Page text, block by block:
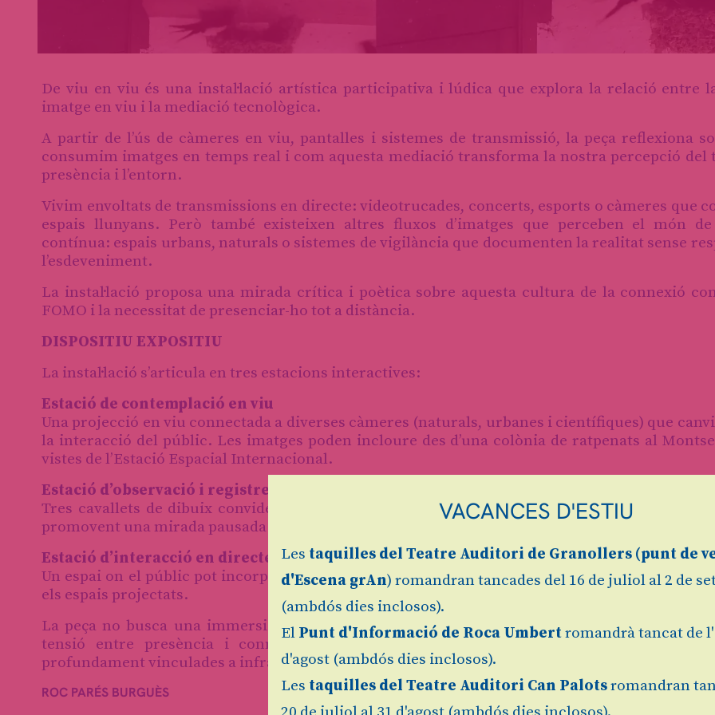
De viu en viu és una instal·lació artística participativa i lúdica que explora la relació entre
imatge en viu i la mediació tecnològica.
A partir de l’ús de càmeres en viu, pantalles i sistemes de transmissió, la peça reflexiona
consumim imatges en temps real i com aquesta mediació transforma la nostra percepció del
presència i l’entorn.
Vivim envoltats de transmissions en directe: videotrucades, concerts, esports o càmeres que
espais llunyans. Però també existeixen altres fluxos d’imatges que perceben el món
contínua: espais urbans, naturals o sistemes de vigilància que documenten la realitat sense
l’esdeveniment.
La instal·lació proposa una mirada crítica i poètica sobre aquesta cultura de la connexió
FOMO i la necessitat de presenciar-ho tot a distància.
DISPOSITIU EXPOSITIU
La instal·lació s’articula en tres estacions interactives:
Estació de contemplació en viu
Una projecció en viu connectada a diverses càmeres (naturals, urbanes i científiques) que
la interacció del públic. Les imatges poden incloure des d’una colònia de ratpenats al
vistes de l’Estació Espacial Internacional.
Estació d’observació i registre
Tres cavallets de dibuix conviden el públic a observar i fixar fragments de les imatges en
promovent una mirada pausada i analítica.
Estació d’interacció en directe (croma)
Un espai on el públic pot incorporar el propi cos a les imatges en temps real i modificar
els espais projectats.
La peça no busca una immersió il·lusòria, sinó la consciència de la mediació tecnològica.
tensió entre presència i connexió, i mostra com la natura i la realitat
profundament vinculades a infraestructures tecnològiques de visió i transmissió.
ROC PARÉS BURGUÈS
VACANCES D'ESTIU
Les taquilles del Teatre Auditori de Granollers (punt de
d'Escena grAn) romandran tancades del 16 de juliol al 2 de
(ambdós dies inclosos).
El Punt d'Informació de Roca Umbertromandrà tancat de
d'agost (ambdós dies inclosos).
Les taquilles del Teatre Auditori Can Palotsromandran